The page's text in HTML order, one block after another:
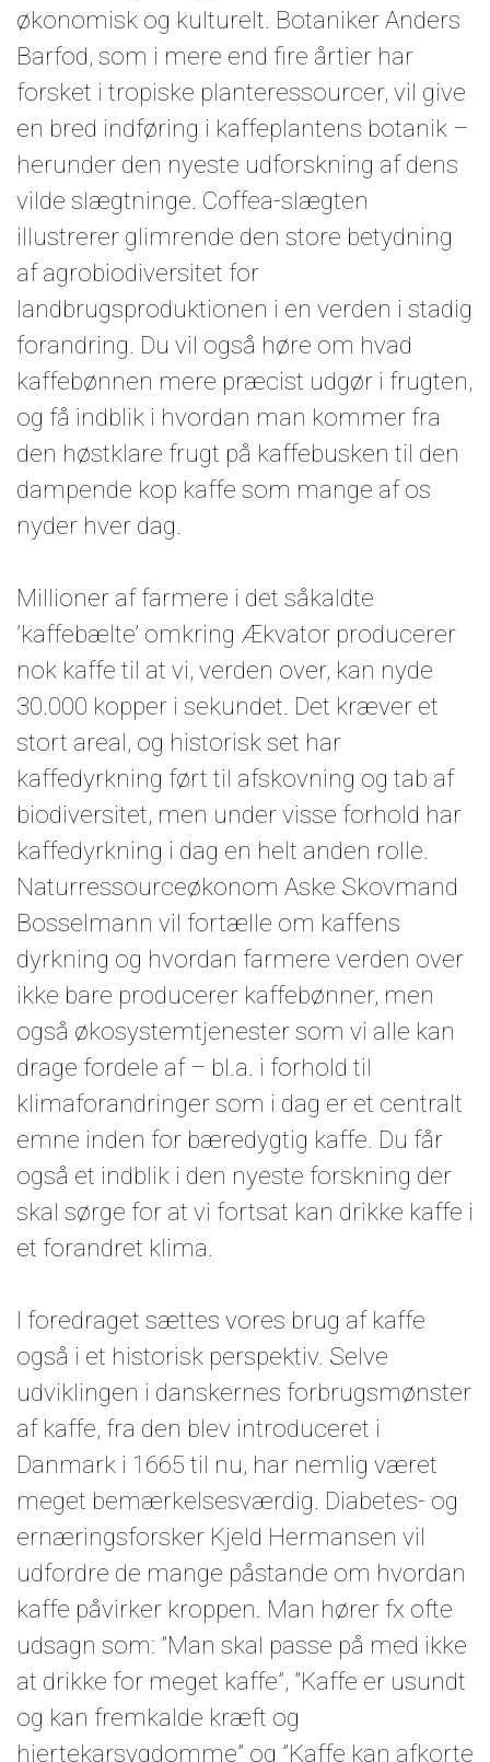
økonomisk og kulturelt. Botaniker Anders
Barfod, som i mere end fire årtier har
forsket i tropiske planteressourcer, vil give
en bred indføring i kaffeplantens botanik –
herunder den nyeste udforskning af dens
vilde slægtninge. Coffea-slægten
illustrerer glimrende den store betydning
af agrobiodiversitet for
landbrugsproduktionen i en verden i stadig
forandring. Du vil også høre om hvad
kaffebønnen mere præcist udgør i frugten,
og få indblik i hvordan man kommer fra
den høstklare frugt på kaffebusken til den
dampende kop kaffe som mange af os
nyder hver dag.
Millioner af farmere i det såkaldte
’kaffebælte’ omkring Ækvator producerer
nok kaffe til at vi, verden over, kan nyde
30.000 kopper i sekundet. Det kræver et
stort areal, og historisk set har
kaffedyrkning ført til afskovning og tab af
biodiversitet, men under visse forhold har
kaffedyrkning i dag en helt anden rolle.
Naturressourceøkonom Aske Skovmand
Bosselmann vil fortælle om kaffens
dyrkning og hvordan farmere verden over
ikke bare producerer kaffebønner, men
også økosystemtjenester som vi alle kan
drage fordele af – bl.a. i forhold til
klimaforandringer som i dag er et centralt
emne inden for bæredygtig kaffe. Du får
også et indblik i den nyeste forskning der
skal sørge for at vi fortsat kan drikke kaffe i
et forandret klima.
I foredraget sættes vores brug af kaffe
også i et historisk perspektiv. Selve
udviklingen i danskernes forbrugsmønster
af kaffe, fra den blev introduceret i
Danmark i 1665 til nu, har nemlig været
meget bemærkelsesværdig. Diabetes- og
ernæringsforsker Kjeld Hermansen vil
udfordre de mange påstande om hvordan
kaffe påvirker kroppen. Man hører fx ofte
udsagn som: ”Man skal passe på med ikke
at drikke for meget kaffe”, ”Kaffe er usundt
og kan fremkalde kræft og
hjertekarsygdomme” og ”Kaffe kan afkorte